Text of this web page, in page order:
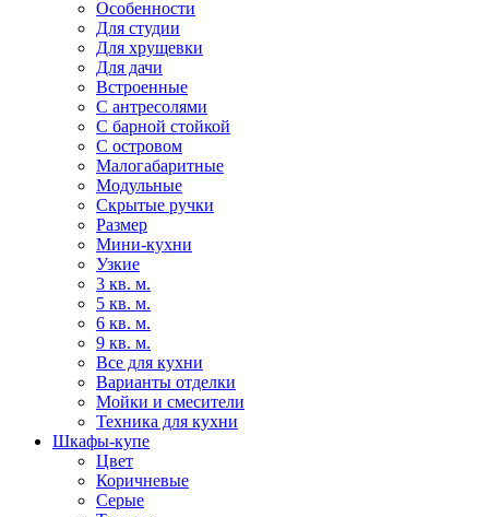
Особенности
Для студии
Для хрущевки
Для дачи
Встроенные
С антресолями
С барной стойкой
С островом
Малогабаритные
Модульные
Скрытые ручки
Размер
Мини-кухни
Узкие
3 кв. м.
5 кв. м.
6 кв. м.
9 кв. м.
Все для кухни
Варианты отделки
Мойки и смесители
Техника для кухни
Шкафы-купе
Цвет
Коричневые
Серые